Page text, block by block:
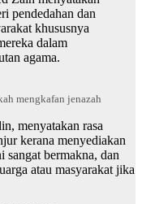
pendedahan dan
khususnya
dalam
agama.
mengkafan jenazah
menyatakan rasa
kerana menyediakan
sangat bermakna, dan
atau masyarakat jika